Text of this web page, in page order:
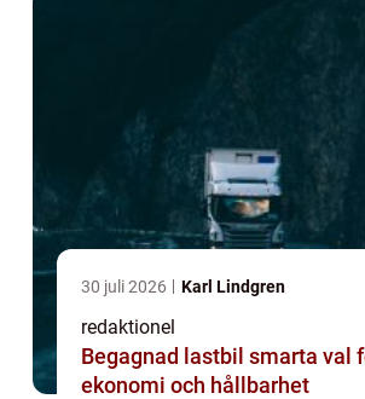
30 juli 2026 Karl Lindgren
redaktionel
Begagnad lastbil smarta val för
ekonomi och hållbarhet